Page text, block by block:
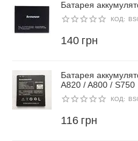
Батарея
КОД:
140 грн
Батарея
A820 / A800 / S750
КОД:
116 грн